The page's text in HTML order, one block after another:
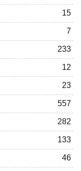
15
7
233
12
23
557
282
133
46